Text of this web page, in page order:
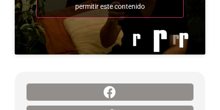
permitir este contenido